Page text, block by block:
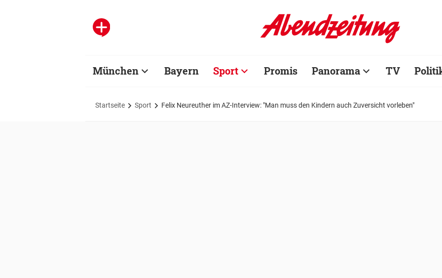
München Bayern Sport Promis Panorama TV
Startseite Sport Felix Neureuther im AZ-Interview: "Man muss den Kindern auch Zuversicht vorleben"